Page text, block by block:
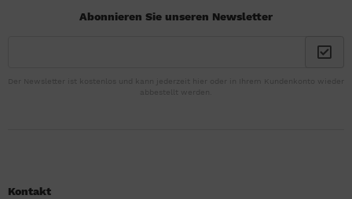
Abonnieren Sie unseren Newsletter
Der Newsletter ist kostenlos und kann jederzeit hier oder in Ihrem Kundenkonto wieder
abbestellt werden.
Kontakt